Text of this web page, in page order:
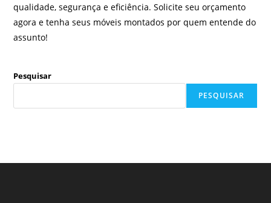
qualidade, segurança e eficiência. Solicite seu orçamento
agora e tenha seus móveis montados por quem entende do
assunto!
Pesquisar
PESQUISAR